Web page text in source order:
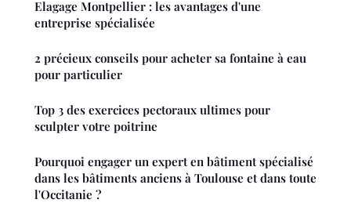
Elagage Montpellier : les avantages d'une
entreprise spécialisée
2 précieux conseils pour acheter sa fontaine à eau
pour particulier
Top 3 des exercices pectoraux ultimes pour
sculpter votre poitrine
Pourquoi engager un expert en bâtiment spécialisé
dans les bâtiments anciens à Toulouse et dans toute
l'Occitanie ?